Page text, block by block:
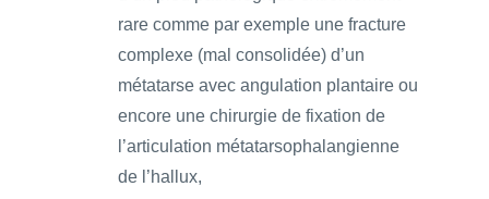
rare comme par exemple une fracture
complexe (mal consolidée) d’un
métatarse avec angulation plantaire ou
encore une chirurgie de fixation de
l’articulation métatarsophalangienne
de l’hallux,